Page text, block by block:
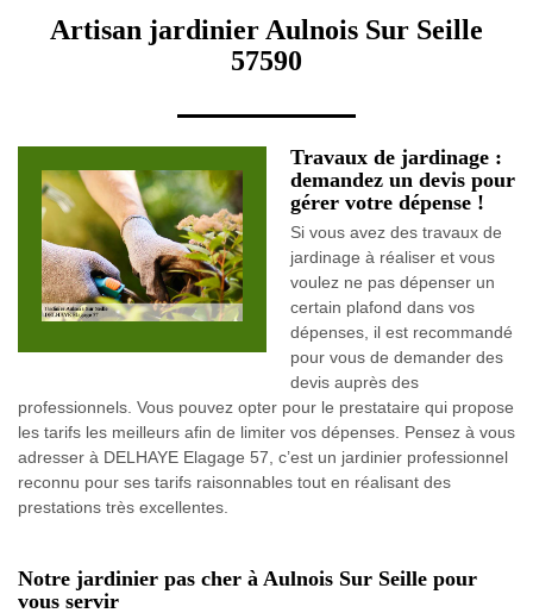
Artisan jardinier Aulnois Sur Seille
57590
Travaux de jardinage :
demandez un devis pour
gérer votre dépense !
Si vous avez des travaux de
jardinage à réaliser et vous
voulez ne pas dépenser un
certain plafond dans vos
dépenses, il est recommandé
pour vous de demander des
devis auprès des
professionnels. Vous pouvez opter pour le prestataire qui propose
les tarifs les meilleurs afin de limiter vos dépenses. Pensez à vous
adresser à DELHAYE Elagage 57, c’est un jardinier professionnel
reconnu pour ses tarifs raisonnables tout en réalisant des
prestations très excellentes.
Notre jardinier pas cher à Aulnois Sur Seille pour
vous servir